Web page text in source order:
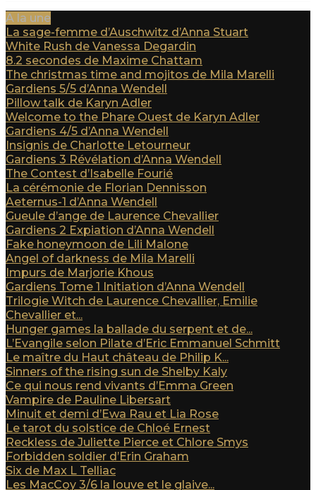
A la une
La sage-femme d’Auschwitz d’Anna Stuart
White Rush de Vanessa Degardin
8.2 secondes de Maxime Chattam
The christmas time and mojitos de Mila Marelli
Gardiens 5/5 d’Anna Wendell
Pillow talk de Karyn Adler
Welcome to the Phare Ouest de Karyn Adler
Gardiens 4/5 d’Anna Wendell
Insignis de Charlotte Letourneur
Gardiens 3 Révélation d’Anna Wendell
The Contest d’Isabelle Fourié
La cérémonie de Florian Dennisson
Aeternus-1 d’Anna Wendell
Gueule d’ange de Laurence Chevallier
Gardiens 2 Expiation d’Anna Wendell
Fake honeymoon de Lili Malone
Angel of darkness de Mila Marelli
Impurs de Marjorie Khous
Gardiens Tome 1 Initiation d’Anna Wendell
Trilogie Witch de Laurence Chevallier, Emilie
Chevallier et...
Hunger games la ballade du serpent et de...
L’Evangile selon Pilate d’Eric Emmanuel Schmitt
Le maître du Haut château de Philip K...
Sinners of the rising sun de Shelby Kaly
Ce qui nous rend vivants d’Emma Green
Vampire de Pauline Libersart
Minuit et demi d’Ewa Rau et Lia Rose
Le tarot du solstice de Chloé Ernest
Reckless de Juliette Pierce et Chlore Smys
Forbidden soldier d’Erin Graham
Six de Max L Telliac
Les MacCoy 3/6 la louve et le glaive...